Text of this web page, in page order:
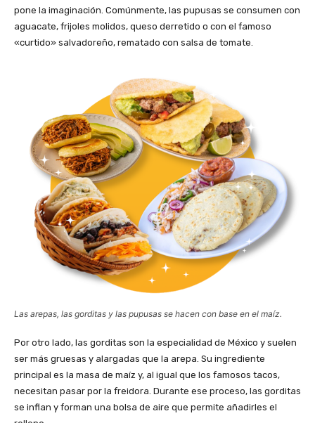
pone la imaginación. Comúnmente, las pupusas se consumen con
aguacate, frijoles molidos, queso derretido o con el famoso
«curtido» salvadoreño, rematado con salsa de tomate.
Las arepas, las gorditas y las pupusas se hacen con base en el maíz.
Por otro lado, las gorditas son la especialidad de México y suelen
ser más gruesas y alargadas que la arepa. Su ingrediente
principal es la masa de maíz y, al igual que los famosos tacos,
necesitan pasar por la freidora. Durante ese proceso, las gorditas
se inflan y forman una bolsa de aire que permite añadirles el